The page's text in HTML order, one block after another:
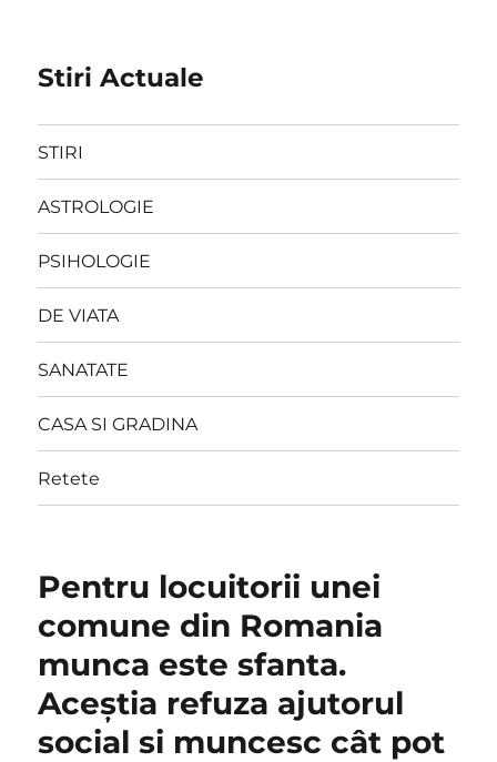
Stiri Actuale
STIRI
ASTROLOGIE
PSIHOLOGIE
DE VIATA
SANATATE
CASA SI GRADINA
Retete
Pentru locuitorii unei
comune din Romania
munca este sfanta.
Aceștia refuza ajutorul
social si muncesc cât pot